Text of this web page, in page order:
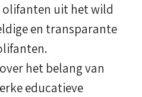
olifanten uit het wild
en transparante
het belang van
educatieve